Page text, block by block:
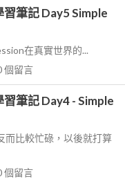
筆記 Day5 Simple
在真實世界的...
個留言
筆記 Day4 - Simple
而比較忙碌，以後就打算
個留言